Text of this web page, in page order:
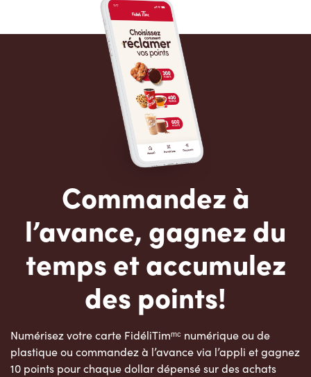
Commandez à
l’avance, gagnez du
temps et accumulez
des points!
Numérisez votre carte FidéliTimᵐᶜ numérique ou de
plastique ou commandez à l’avance via l’appli et gagnez
10 points pour chaque dollar dépensé sur des achats